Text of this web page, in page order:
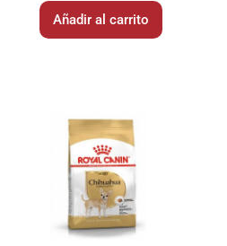
Añadir al carrito